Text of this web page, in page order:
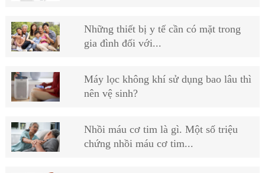
Những thiết bị y tế cần có mặt trong
gia đình đối với...
Máy lọc không khí sử dụng bao lâu thì
nên vệ sinh?
Nhồi máu cơ tim là gì. Một số triệu
chứng nhồi máu cơ tim...